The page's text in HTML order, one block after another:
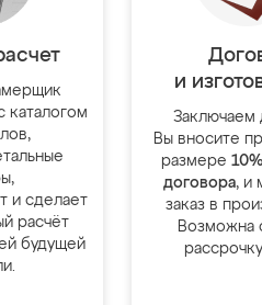
каталогом
и сделает
расчёт
будущей
и
Заключаем
Вы вносите
размере
договора, и
заказ в
Возможна